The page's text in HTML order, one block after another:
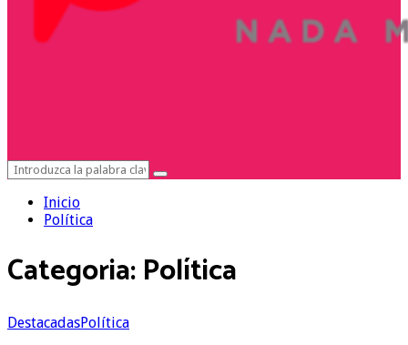
Search
for:
Search
Inicio
Política
Categoria: Política
DestacadasPolítica